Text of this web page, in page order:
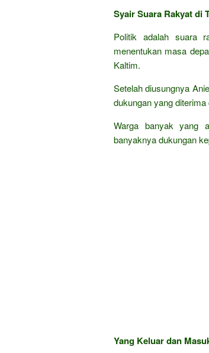
Syair Suara Rakyat di
Politik adalah suara
menentukan masa
Kaltim.
Setelah diusungnya
dukungan yang
Warga banyak yang
banyaknya dukungan
Yang Keluar dan